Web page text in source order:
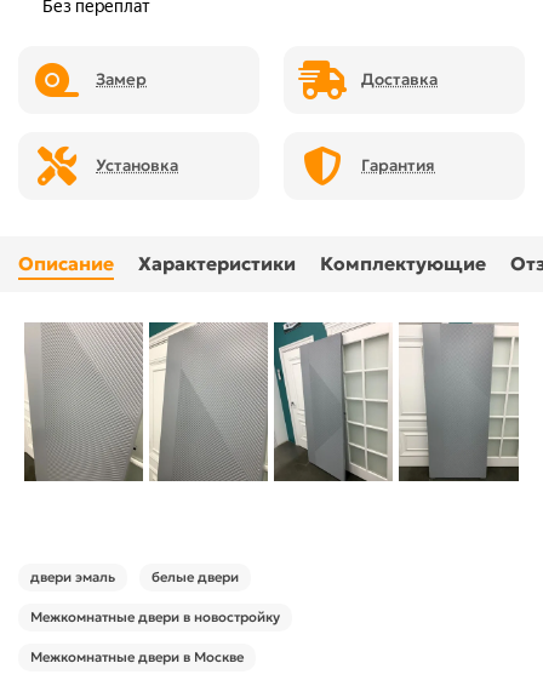
Замер Доставка
Установка Гарантия
Описание Характеристики Комплектующие
двери эмаль белые двери
Межкомнатные двери в новостройку
Межкомнатные двери в Москве